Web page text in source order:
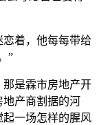
着，他每每带给
”
是霖市房地产开
产商割据的河
一场怎样的腥风